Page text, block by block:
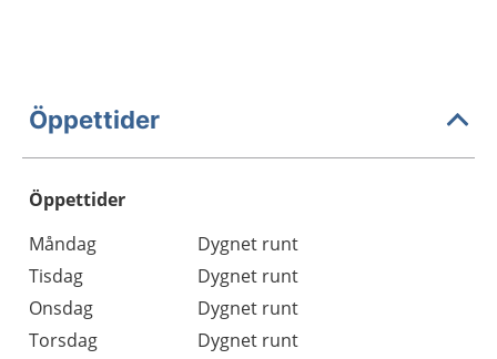
Öppettider
Öppettider
Dag
Öppettider
Kommentarer
Måndag
Dygnet runt
Tisdag
Dygnet runt
Onsdag
Dygnet runt
Torsdag
Dygnet runt